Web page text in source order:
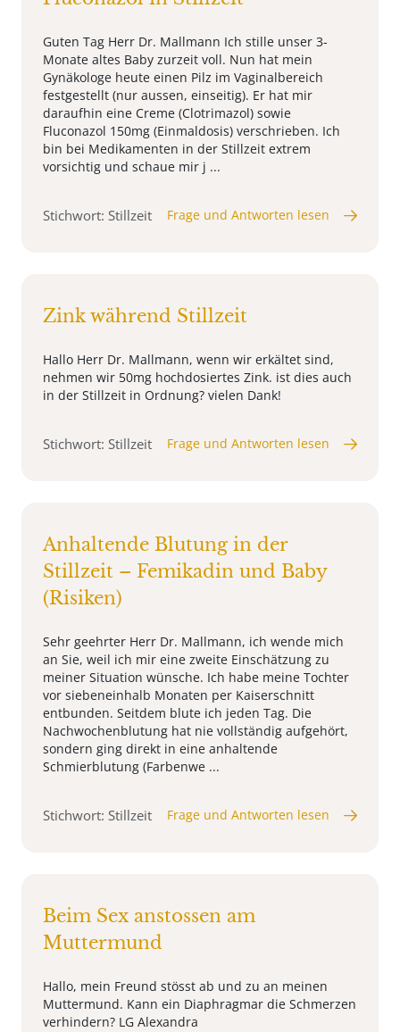
Guten Tag Herr Dr. Mallmann Ich stille unser 3-
Monate altes Baby zurzeit voll. Nun hat mein
Gynäkologe heute einen Pilz im Vaginalbereich
festgestellt (nur aussen, einseitig). Er hat mir
daraufhin eine Creme (Clotrimazol) sowie
Fluconazol 150mg (Einmaldosis) verschrieben. Ich
bin bei Medikamenten in der Stillzeit extrem
vorsichtig und schaue mir j ...
Stichwort: Stillzeit Frage und Antworten lesen
Zink während Stillzeit
Hallo Herr Dr. Mallmann, wenn wir erkältet sind,
nehmen wir 50mg hochdosiertes Zink. ist dies auch
in der Stillzeit in Ordnung? vielen Dank!
Stichwort: Stillzeit Frage und Antworten lesen
Anhaltende Blutung in der
Stillzeit – Femikadin und Baby
(Risiken)
Sehr geehrter Herr Dr. Mallmann, ich wende mich
an Sie, weil ich mir eine zweite Einschätzung zu
meiner Situation wünsche. Ich habe meine Tochter
vor siebeneinhalb Monaten per Kaiserschnitt
entbunden. Seitdem blute ich jeden Tag. Die
Nachwochenblutung hat nie vollständig aufgehört,
sondern ging direkt in eine anhaltende
Schmierblutung (Farbenwe ...
Stichwort: Stillzeit Frage und Antworten lesen
Beim Sex anstossen am
Muttermund
Hallo, mein Freund stösst ab und zu an meinen
Muttermund. Kann ein Diaphragmar die Schmerzen
verhindern? LG Alexandra